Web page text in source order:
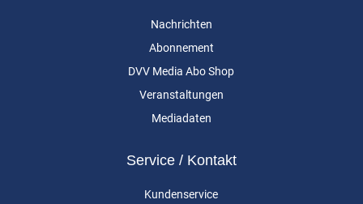
Nachrichten
Abonnement
DVV Media Abo Shop
Veranstaltungen
Mediadaten
Service / Kontakt
Kundenservice